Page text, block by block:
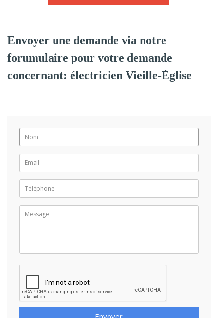
Envoyer une demande via notre
forumulaire pour votre demande
concernant: électricien Vieille-Église
Envoyer